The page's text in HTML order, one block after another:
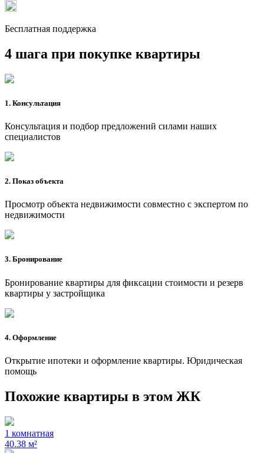
Бесплатная поддержка
4 шага при покупке квартиры
1. Консультация
Консультация и подбор предложений силами наших
специалистов
2. Показ объекта
Просмотр объекта недвижимости совместно с экспертом по
недвижимости
3. Бронирование
Бронирование квартиры для фиксации стоимости и резерв
квартиры у застройщика
4. Оформление
Открытие ипотеки и оформление квартиры. Юридическая
помощь
Похожие квартиры в этом ЖК
1 комнатная
40.38 м²